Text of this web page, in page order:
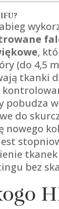
,
(do 4,5
tkanki
pobudza
do
nowego
bez